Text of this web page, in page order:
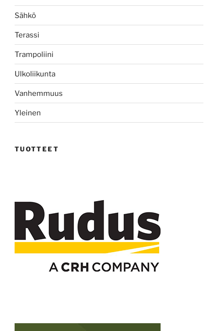
Sähkö
Terassi
Trampoliini
Ulkoliikunta
Vanhemmuus
Yleinen
TUOTTEET